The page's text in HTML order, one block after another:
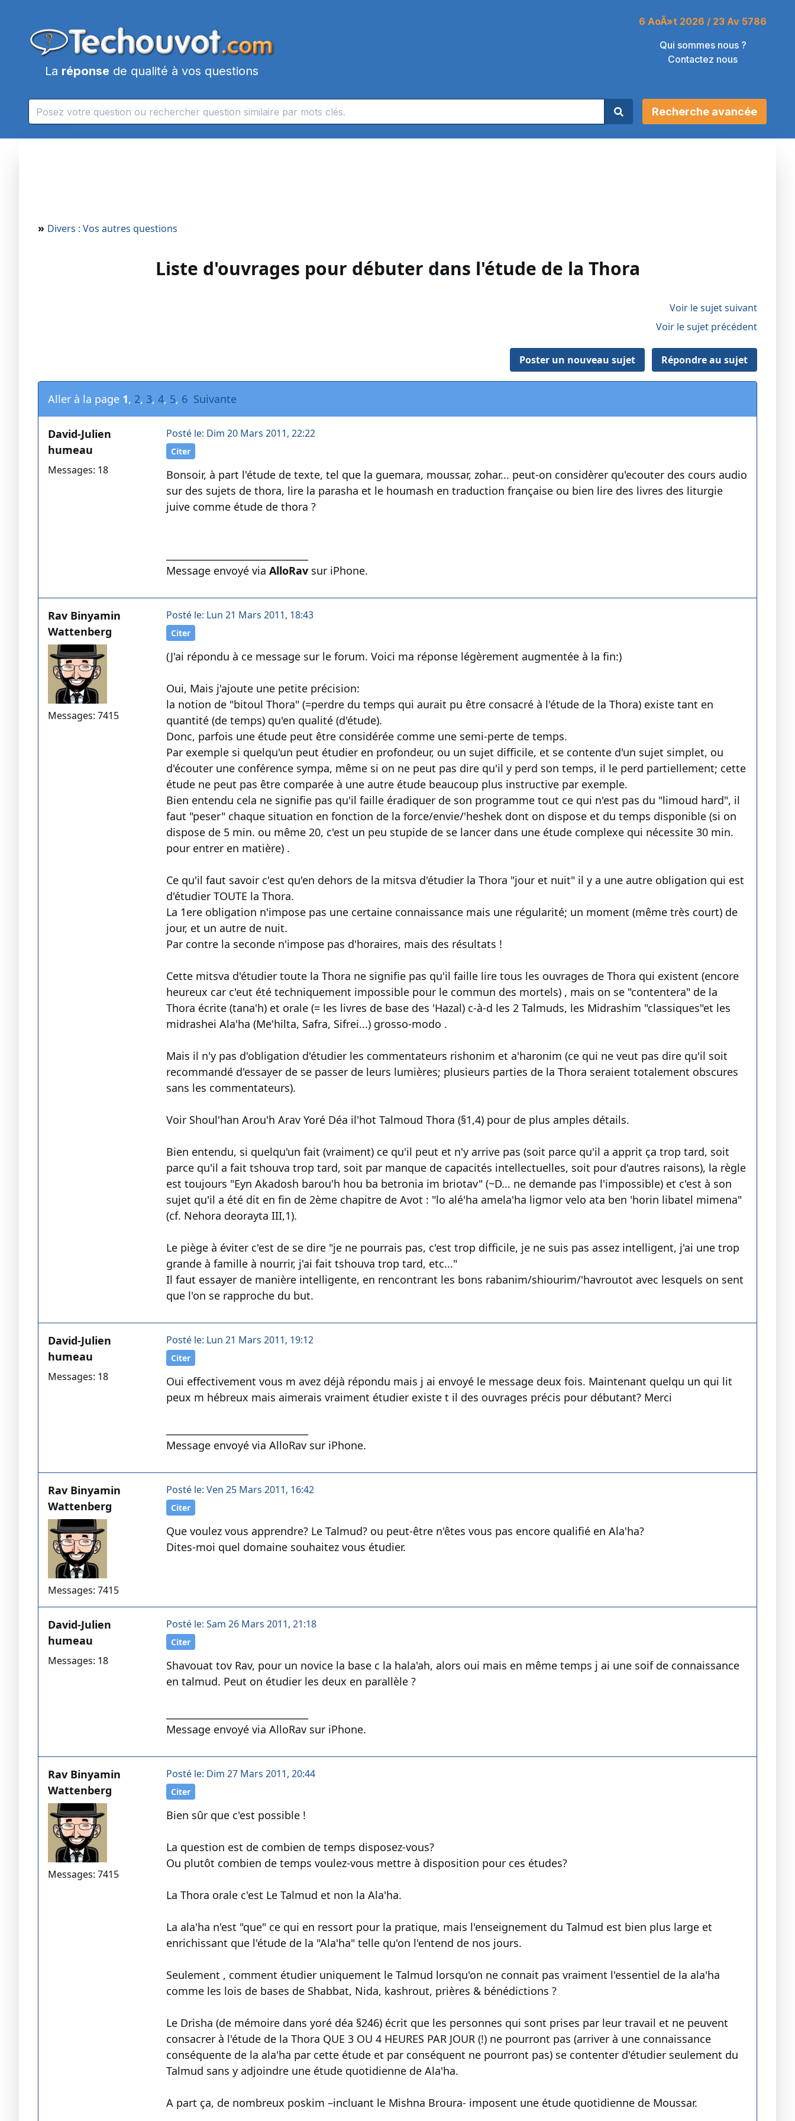
La réponse de qualité à vos questions
6 AoÃ»t 2026 / 23 Av 5786
Qui sommes nous ?
Contactez nous
Recherche avancée
» Divers : Vos autres questions
Liste d'ouvrages pour débuter dans l'étude de la Thora
Voir le sujet suivant
Voir le sujet précédent
Poster un nouveau sujet Répondre au sujet
Aller à la page 1, 2, 3, 4, 5, 6 Suivante
David-Julien
humeau
Messages: 18
Posté le: Dim 20 Mars 2011, 22:22
Citer
Bonsoir, à part l'étude de texte, tel que la guemara, moussar, zohar... peut-on considèrer qu'ecouter des cours audio
sur des sujets de thora, lire la parasha et le houmash en traduction française ou bien lire des livres des liturgie
juive comme étude de thora ?
Message envoyé via AlloRavsur iPhone.
Rav Binyamin
Wattenberg
Messages: 7415
Posté le: Lun 21 Mars 2011, 18:43
Citer
(J'ai répondu à ce message sur le forum. Voici ma réponse légèrement augmentée à la fin:)
Oui, Mais j'ajoute une petite précision:
la notion de "bitoul Thora" (=perdre du temps qui aurait pu être consacré à l'étude de la Thora) existe tant en
quantité (de temps) qu'en qualité (d'étude).
Donc, parfois une étude peut être considérée comme une semi-perte de temps.
Par exemple si quelqu'un peut étudier en profondeur, ou un sujet difficile, et se contente d'un sujet simplet, ou
d'écouter une conférence sympa, même si on ne peut pas dire qu'il y perd son temps, il le perd partiellement; cette
étude ne peut pas être comparée à une autre étude beaucoup plus instructive par exemple.
Bien entendu cela ne signifie pas qu'il faille éradiquer de son programme tout ce qui n'est pas du "limoud hard", il
faut "peser" chaque situation en fonction de la force/envie/'heshek dont on dispose et du temps disponible (si on
dispose de 5 min. ou même 20, c'est un peu stupide de se lancer dans une étude complexe qui nécessite 30 min.
pour entrer en matière) .
Ce qu'il faut savoir c'est qu'en dehors de la mitsva d'étudier la Thora "jour et nuit" il y a une autre obligation qui est
d'étudier TOUTE la Thora.
La 1ere obligation n'impose pas une certaine connaissance mais une régularité; un moment (même très court) de
jour, et un autre de nuit.
Par contre la seconde n'impose pas d'horaires, mais des résultats !
Cette mitsva d'étudier toute la Thora ne signifie pas qu'il faille lire tous les ouvrages de Thora qui existent (encore
heureux car c'eut été techniquement impossible pour le commun des mortels) , mais on se "contentera" de la
Thora écrite (tana'h) et orale (= les livres de base des 'Hazal) c-à-d les 2 Talmuds, les Midrashim "classiques"et les
midrashei Ala'ha (Me'hilta, Safra, Sifrei...) grosso-modo .
Mais il n'y pas d'obligation d'étudier les commentateurs rishonim et a'haronim (ce qui ne veut pas dire qu'il soit
recommandé d'essayer de se passer de leurs lumières; plusieurs parties de la Thora seraient totalement obscures
sans les commentateurs).
Voir Shoul'han Arou'h Arav Yoré Déa il'hot Talmoud Thora (§1,4) pour de plus amples détails.
Bien entendu, si quelqu'un fait (vraiment) ce qu'il peut et n'y arrive pas (soit parce qu'il a apprit ça trop tard, soit
parce qu'il a fait tshouva trop tard, soit par manque de capacités intellectuelles, soit pour d'autres raisons), la règle
est toujours "Eyn Akadosh barou'h hou ba betronia im briotav" (~D... ne demande pas l'impossible) et c'est à son
sujet qu'il a été dit en fin de 2ème chapitre de Avot : "lo alé'ha amela'ha ligmor velo ata ben 'horin libatel mimena"
(cf. Nehora deorayta III,1).
Le piège à éviter c'est de se dire "je ne pourrais pas, c'est trop difficile, je ne suis pas assez intelligent, j'ai une trop
grande à famille à nourrir, j'ai fait tshouva trop tard, etc..."
Il faut essayer de manière intelligente, en rencontrant les bons rabanim/shiourim/'havroutot avec lesquels on sent
que l'on se rapproche du but.
David-Julien
humeau
Messages: 18
Posté le: Lun 21 Mars 2011, 19:12
Citer
Oui effectivement vous m avez déjà répondu mais j ai envoyé le message deux fois. Maintenant quelqu un qui lit
peux m hébreux mais aimerais vraiment étudier existe t il des ouvrages précis pour débutant? Merci
Message envoyé via AlloRav sur iPhone.
Rav Binyamin
Wattenberg
Messages: 7415
Posté le: Ven 25 Mars 2011, 16:42
Citer
Que voulez vous apprendre? Le Talmud? ou peut-être n'êtes vous pas encore qualifié en Ala'ha?
Dites-moi quel domaine souhaitez vous étudier.
David-Julien
humeau
Messages: 18
Posté le: Sam 26 Mars 2011, 21:18
Citer
Shavouat tov Rav, pour un novice la base c la hala'ah, alors oui mais en même temps j ai une soif de connaissance
en talmud. Peut on étudier les deux en parallèle ?
Message envoyé via AlloRav sur iPhone.
Rav Binyamin
Wattenberg
Messages: 7415
Posté le: Dim 27 Mars 2011, 20:44
Citer
Bien sûr que c'est possible !
La question est de combien de temps disposez-vous?
Ou plutôt combien de temps voulez-vous mettre à disposition pour ces études?
La Thora orale c'est Le Talmud et non la Ala'ha.
La ala'ha n'est "que" ce qui en ressort pour la pratique, mais l'enseignement du Talmud est bien plus large et
enrichissant que l'étude de la "Ala'ha" telle qu'on l'entend de nos jours.
Seulement , comment étudier uniquement le Talmud lorsqu'on ne connait pas vraiment l'essentiel de la ala'ha
comme les lois de bases de Shabbat, Nida, kashrout, prières & bénédictions ?
Le Drisha (de mémoire dans yoré déa §246) écrit que les personnes qui sont prises par leur travail et ne peuvent
consacrer à l'étude de la Thora QUE 3 OU 4 HEURES PAR JOUR (!) ne pourront pas (arriver à une connaissance
conséquente de la ala'ha par cette étude et par conséquent ne pourront pas) se contenter d'étudier seulement du
Talmud sans y adjoindre une étude quotidienne de Ala'ha.
A part ça, de nombreux poskim –incluant le Mishna Broura- imposent une étude quotidienne de Moussar.